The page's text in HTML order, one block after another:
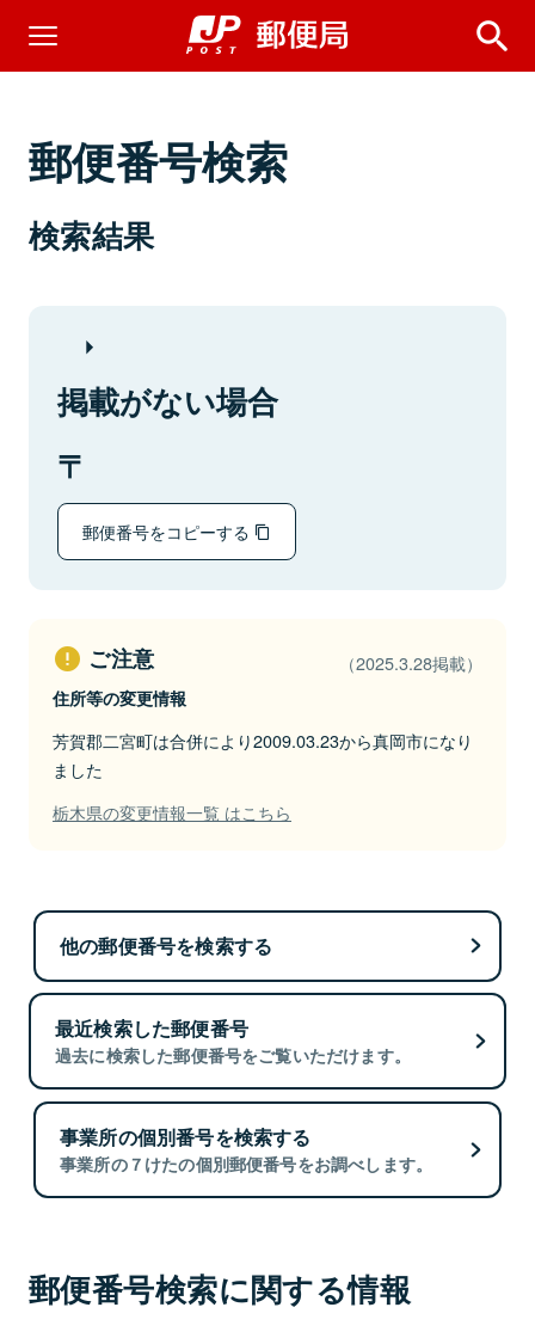
郵便番号検索
検索結果
掲載がない場合
郵便番号をコピーする
ご注意 （2025.3.28掲載）
住所等の変更情報
芳賀郡二宮町は合併により2009.03.23から真岡市になり
ました
栃木県の変更情報一覧 はこちら
他の郵便番号を検索する
最近検索した郵便番号
過去に検索した郵便番号をご覧いただけます。
事業所の個別番号を検索する
事業所の７けたの個別郵便番号をお調べします。
郵便番号検索に関する情報